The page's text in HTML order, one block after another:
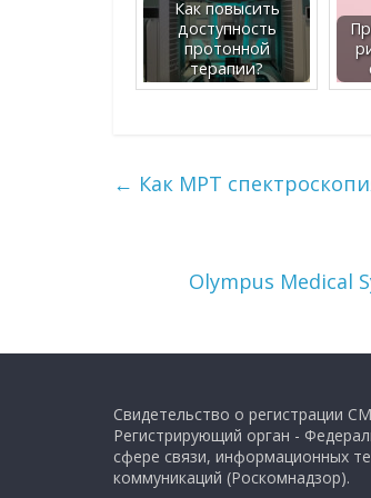
Как повысить
доступность
протонной
терапии?
← Как МРТ
Olympus Medical
Свидетельство о регистрации
Регистрирующий орган -
сфере связи, информационных
коммуникаций (Роскомнадзор).